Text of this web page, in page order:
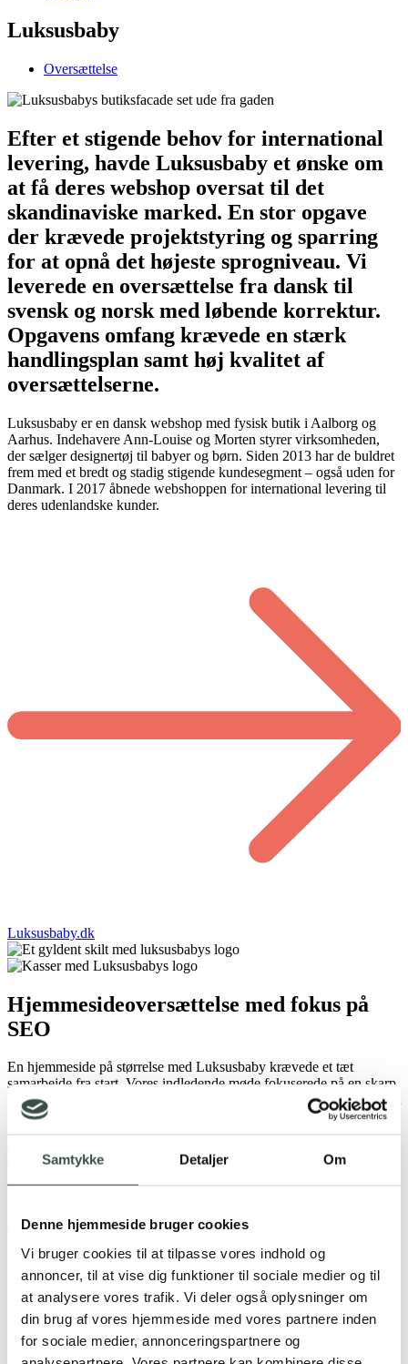
Samtykke Detaljer Om
Denne hjemmeside bruger cookies
Vi bruger cookies til at tilpasse vores indhold og
annoncer, til at vise dig funktioner til sociale medier og til
at analysere vores trafik. Vi deler også oplysninger om
din brug af vores hjemmeside med vores partnere inden
for sociale medier, annonceringspartnere og
Luksusbaby
Oversættelse
Efter et stigende behov for international
levering, havde Luksusbaby et ønske om
at få deres webshop oversat til det
skandinaviske marked. En stor opgave
der krævede projektstyring og sparring
for at opnå det højeste sprogniveau. Vi
leverede en oversættelse fra dansk til
svensk og norsk med løbende korrektur.
Opgavens omfang krævede en stærk
handlingsplan samt høj kvalitet af
oversættelserne.
Luksusbaby er en dansk webshop med fysisk butik i Aalborg og
Aarhus. Indehavere Ann-Louise og Morten styrer virksomheden,
der sælger designertøj til babyer og børn. Siden 2013 har de buldret
frem med et bredt og stadig stigende kundesegment – også uden for
Danmark. I 2017 åbnede webshoppen for international levering til
deres udenlandske kunder.
Luksusbaby.dk
Hjemmesideoversættelse med fokus på
SEO
En hjemmeside på størrelse med Luksusbaby krævede et tæt
samarbejde fra start. Vores indledende møde fokuserede på en skarp
handleplan, og vi udarbejdede en løsning, hvor Luksusbaby jævnligt
blev opdateret gennem processen. Oversættelsen dækkede de faste
sider på Luksusbaby, bl.a. handelsbetingelser, kontaktside og
den største del i projektet.
oversættere et godt udgangspunkt i processen, hvor de nemt kunne
finde de mest relevante formulering for både SEO og kontekst.
Kvalitetskontrol og hurtig eksekvering
For at sikre et fejlfrit sprog og fastholdelse af både budskaber og
personlighed i teksterne, blev en ekstra oversætter knyttet til både
den norske og svenske oversættelse. Vi havde en klar handleplan fra